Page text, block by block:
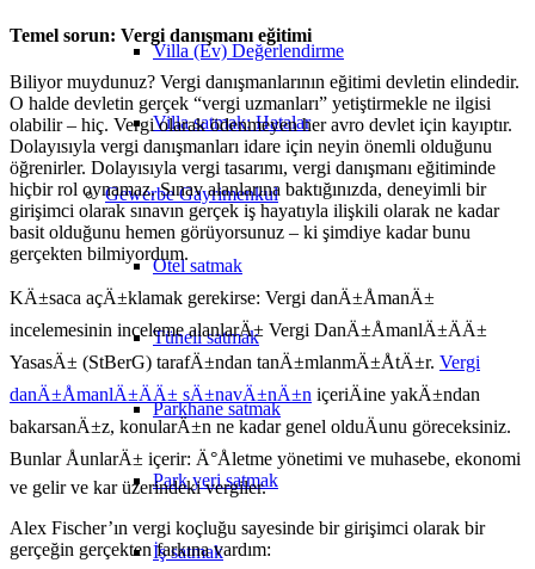
Villa (Ev) Değerlendirme
Villa satmak: Hatalar
GewerbeGayrimenkul
Otel satmak
Tüneli satmak
Parkhane satmak
Park yeri satmak
İş satmak
Temel sorun: Vergi danışmanı eğitimi
Biliyor muydunuz? Vergi danışmanlarının eğitimi devletin elindedir.
O halde devletin gerçek “vergi uzmanları” yetiştirmekle ne ilgisi
olabilir – hiç. Vergi olarak ödenmeyen her avro devlet için kayıptır.
Dolayısıyla vergi danışmanları idare için neyin önemli olduğunu
öğrenirler. Dolayısıyla vergi tasarımı, vergi danışmanı eğitiminde
hiçbir rol oynamaz. Sınav alanlarına baktığınızda, deneyimli bir
girişimci olarak sınavın gerçek iş hayatıyla ilişkili olarak ne kadar
basit olduğunu hemen görüyorsunuz – ki şimdiye kadar bunu
gerçekten bilmiyordum.
KÄ±saca açÄ±klamak gerekirse: Vergi danÄ±ÅmanÄ±
incelemesinin inceleme alanlarÄ± Vergi DanÄ±ÅmanlÄ±ÄÄ±
YasasÄ± (StBerG) tarafÄ±ndan tanÄ±mlanmÄ±ÅtÄ±r. Vergi
danÄ±ÅmanlÄ±ÄÄ± sÄ±navÄ±nÄ±n içeriÄine yakÄ±ndan
bakarsanÄ±z, konularÄ±n ne kadar genel olduÄunu göreceksiniz.
Bunlar ÅunlarÄ± içerir: Ä°Åletme yönetimi ve muhasebe, ekonomi
ve gelir ve kar üzerindeki vergiler.
Alex Fischer’ın vergi koçluğu sayesinde bir girişimci olarak bir
gerçeğin gerçekten farkına vardım: